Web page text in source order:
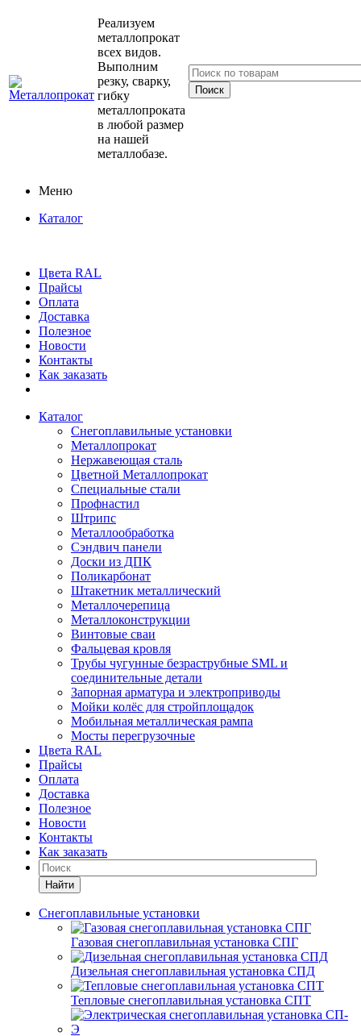
Реализуем
металлопрокат
всех видов.
Выполним
резку, сварку,
гибку
металлопроката
в любой размер
на нашей
металлобазе.
Меню
Каталог
Цвета RAL
Прайсы
Оплата
Доставка
Полезное
Новости
Контакты
Как заказать
Каталог
Снегоплавильные установки
Металлопрокат
Нержавеющая сталь
Цветной Металлопрокат
Специальные стали
Профнастил
Штрипс
Металлообработка
Сэндвич панели
Доски из ДПК
Поликарбонат
Штакетник металлический
Металлочерепица
Металлоконструкции
Винтовые сваи
Фальцевая кровля
Трубы чугунные безраструбные SML и
соединительные детали
Запорная арматура и электроприводы
Мойки колёс для стройплощадок
Мобильная металлическая рампа
Мосты перегрузочные
Цвета RAL
Прайсы
Оплата
Доставка
Полезное
Новости
Контакты
Как заказать
Найти
Снегоплавильные установки
Газовая снегоплавильная установка СПГ
Дизельная снегоплавильная установка СПД
Тепловые снегоплавильная установка СПТ